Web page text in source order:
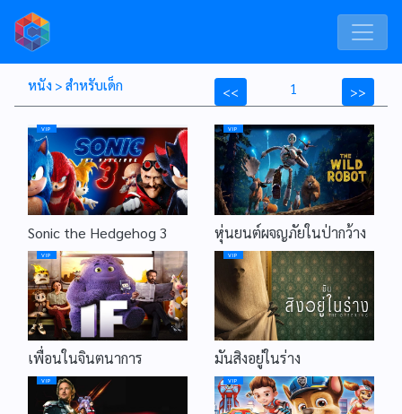
หนัง > สำหรับเด็ก << 1 >>
VIP
Sonic the Hedgehog 3
VIP
หุ่นยนต์ผจญภัยในป่ากว้าง
VIP
เพื่อนในจินตนาการ
VIP
มันสิงอยู่ในร่าง
VIP VIP